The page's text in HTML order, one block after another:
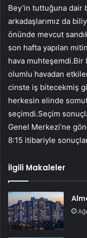
Bey’in tuttuğuna dair
arkadaşlarımız da
önünde mevcut
son hafta yapılan
hava muhteşemdi.Bir
olumlu havadan
cinste iş bitecekmiş
herkesin elinde
seçimdi.Seçim
Genel Merkezi’ne
8:15 itibariyle
İlgili Makaleler